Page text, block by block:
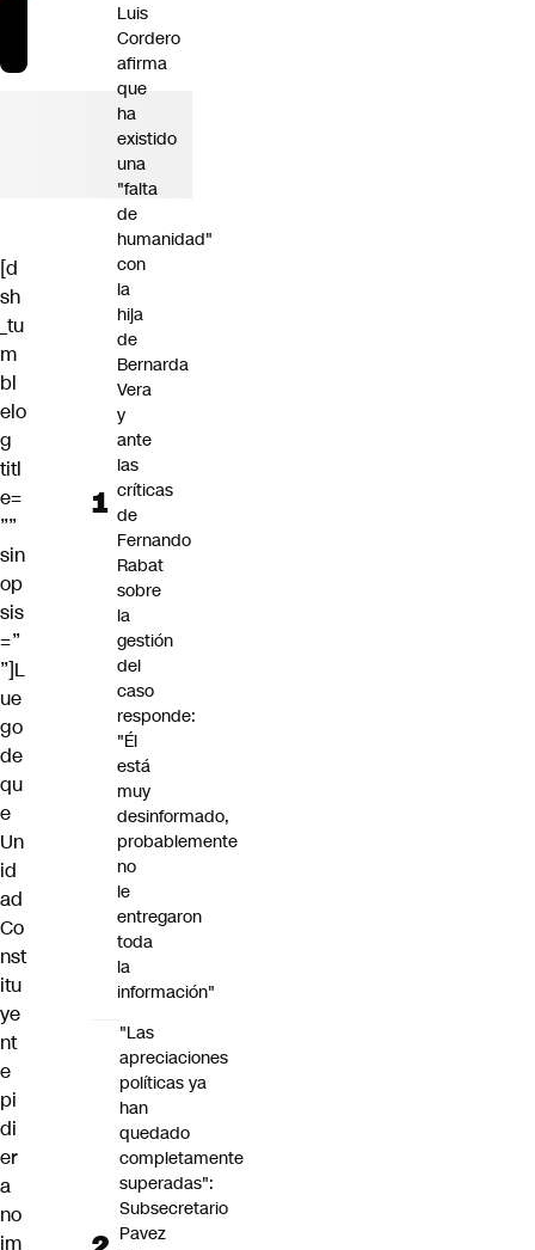
[d
sh
_tu
m
bl
elo
g
titl
e=
””
sin
op
sis
=”
”]L
ue
go
de
qu
e
Un
id
ad
Co
nst
itu
ye
nt
e
pi
di
er
a
no
im
Luis
Cordero
afirma
que
ha
existido
una
"falta
de
humanidad"
con
la
hija
de
Bernarda
Vera
y
ante
las
críticas
de
Fernando
Rabat
sobre
la
gestión
del
caso
responde:
"Él
está
muy
desinformado,
probablemente
no
le
entregaron
toda
la
información"
"Las
apreciaciones
políticas ya
han
quedado
completamente
superadas":
Subsecretario
Pavez